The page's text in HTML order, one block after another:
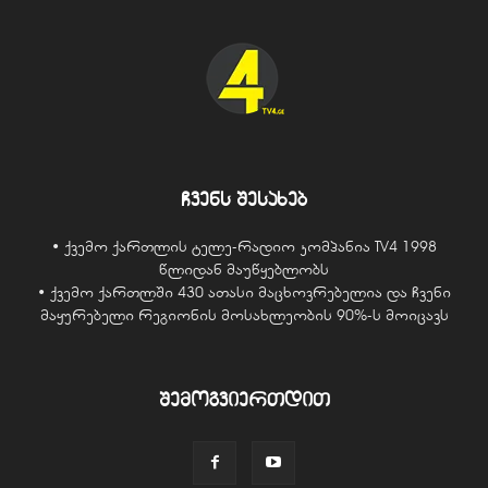
ჩვენს შესახებ
• ქვემო ქართლის ტელე-რადიო კომპანია TV4 1998
წლიდან მაუწყებლობს
• ქვემო ქართლში 430 ათასი მაცხოვრებელია და ჩვენი
მაყურებელი რეგიონის მოსახლეობის 90%-ს მოიცავს
შემოგვიერთდით